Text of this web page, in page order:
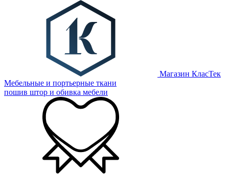
Магазин КласТек
Мебельные и портьерные ткани
пошив штор и обивка мебели